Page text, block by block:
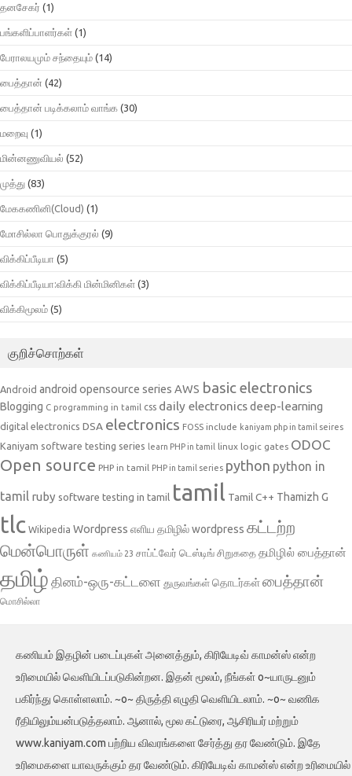
தனசேகர் (1)
பங்களிப்பாளர்கள் (1)
பேராலயமும் சந்தையும் (14)
பைத்தான் (42)
பைத்தான் படிக்கலாம் வாங்க (30)
மறைவு (1)
மின்னணுவியல் (52)
முத்து (83)
மேககணினி(Cloud) (1)
மோசில்லா பொதுக்குரல் (9)
விக்கிப்பீடியா (5)
விக்கிப்பீடியா:விக்கி மின்மினிகள் (3)
விக்கிமூலம் (5)
குறிச்சொற்கள்
Android android opensource series AWS basic electronics
Blogging C programming in tamil css daily electronicsdeep-learning
digital electronics DSA electronics FOSS include kaniyam php in tamil seires
Kaniyam software testing series learn PHP in tamil linux logic gates ODOC
Open source PHP in tamil PHP in tamil series python python in
tamil ruby software testing in tamil tamil Tamil C++ Thamizh G
tlc Wikipedia Wordpress எளிய தமிழில் wordpress கட்டற்ற
மென்பொருள் கணியம் 23 சாப்ட்வேர் டெஸ்டிங் சிறுகதை தமிழில் பைத்தான்
தமிழ் தினம்-ஒரு-கட்டளை துருவங்கள் தொடர்கள்பைத்தான்
மொசில்லா
கணியம் இதழின் படைப்புகள் அனைத்தும், கிரியேடிவ் காமன்ஸ் என்ற
உரிமையில் வெளியிடப்படுகின்றன. இதன் மூலம், நீங்கள் o~யாருடனும்
பகிர்ந்து கொள்ளலாம். ~o~ திருத்தி எழுதி வெளியிடலாம். ~o~ வணிக
ரீதியிலும்யன்படுத்தலாம். ஆனால், மூல கட்டுரை, ஆசிரியர் மற்றும்
www.kaniyam.com பற்றிய விவரங்களை சேர்த்து தர வேண்டும். இதே
உரிமைகளை யாவருக்கும் தர வேண்டும். கிரியேடிவ் காமன்ஸ் என்ற உரிமையில்